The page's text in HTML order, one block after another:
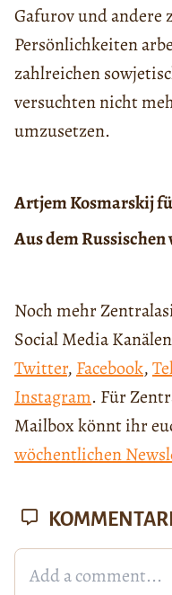
Gafurov und andere
Persönlichkeiten
zahlreichen
versuchten nicht
umzusetzen.
Artjem Kosmarskij
Aus dem
Noch mehr
Social Media
Twitter, Facebook,
Instagram. Für
Mailbox könnt ihr
wöchentlichen